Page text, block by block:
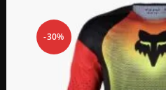
-30%